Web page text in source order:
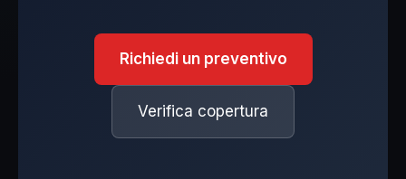
Richiedi un preventivo
Verifica copertura